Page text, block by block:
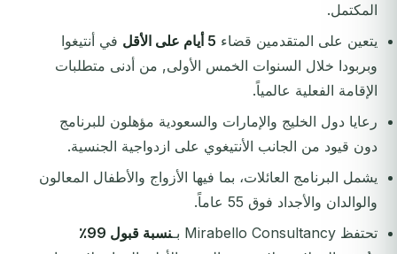
المكتمل.
يتعين على المتقدمين قضاء 5 أيام على الأقل
في أنتيغوا
وبربودا خلال السنوات الخمس الأولى, من أدنى متطلبات
الإقامة الفعلية عالمياً.
رعايا دول الخليج والإمارات والسعودية مؤهلون للبرنامج
دون قيود من الجانب الأنتيغوي على ازدواجية الجنسية.
يشمل البرنامج العائلات، بما فيها الأزواج والأطفال المعالون
والوالدان والأجداد فوق 55 عاماً.
تحتفظ Mirabello Consultancy بـ
نسبة قبول 99٪